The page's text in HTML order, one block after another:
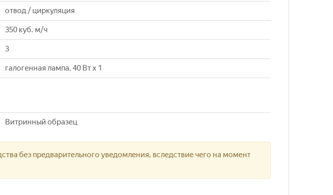
отвод / циркуляция
350 куб. м/ч
3
галогенная лампа, 40 Вт х 1
Витринный образец
без предварительного уведомления, вследствие чего на момент